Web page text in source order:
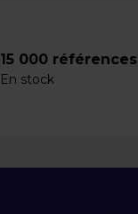
15 000 références
En stock